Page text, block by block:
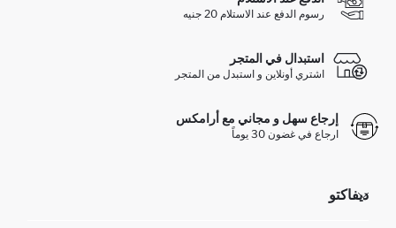
رسوم الدفع عند الاستلام 20 جنيه
استبدال في المتجر
اشتري أونلاين و استبدل من المتجر
إرجاع سهل و مجاني مع أرامكس
ارجاع في غضون 30 يوماً
ديفاكتو